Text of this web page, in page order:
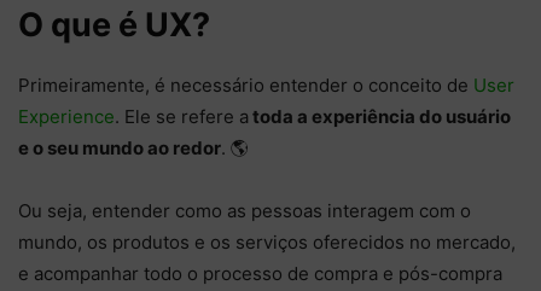
O que é UX?
Primeiramente, é necessário entender o conceito de User
Experience. Ele se refere a toda a experiência do usuário
e o seu mundo ao redor. 🌎
Ou seja, entender como as pessoas interagem com o
mundo, os produtos e os serviços oferecidos no mercado,
e acompanhar todo o processo de compra e pós-compra